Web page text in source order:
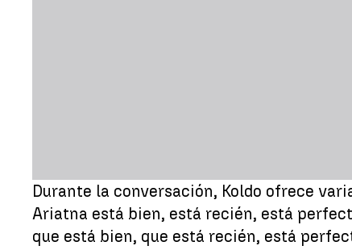
Durante la conversación, Koldo ofrece
Ariatna está bien, está recién, está
que está bien, que está recién, está